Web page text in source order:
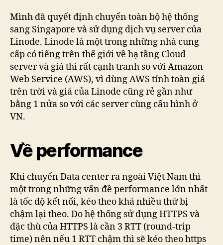
Mình đã quyết định chuyển toàn bộ hệ thống
sang Singapore và sử dụng dịch vụ server của
Linode. Linode là một trong những nhà cung
cấp có tiếng trên thế giới về hạ tầng Cloud
server và giá thì rất cạnh tranh so với Amazon
Web Service (AWS), vì dùng AWS tính toàn giá
trên trời và giá của Linode cũng rẻ gần như
bằng 1 nửa so với các server cùng cấu hình ở
VN.
Về performance
Khi chuyển Data center ra ngoài Việt Nam thì
một trong những vấn đề performance lớn nhất
là tốc độ kết nối, kéo theo khá nhiều thứ bị
chậm lại theo. Do hệ thống sử dụng HTTPS và
đặc thù của HTTPS là cần 3 RTT (round-trip
time) nên nếu 1 RTT chậm thì sẽ kéo theo https